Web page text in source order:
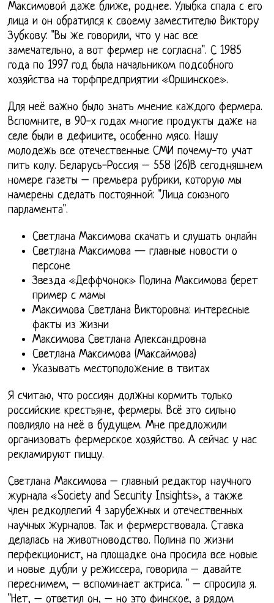
Максимовой даже ближе, роднее. Улыбка спала с его
лица и он обратился к своему заместителю Виктору
Зубкову: "Вы же говорили, что у нас все
замечательно, а вот фермер не согласна". С 1985
года по 1997 год была начальником подсобного
хозяйства на торфпредприятии «Оршинское».
Для неё важно было знать мнение каждого фермера.
Вспомните, в 90-х годах многие продукты даже на
селе были в дефиците, особенно мясо. Нашу
молодежь все отечественные СМИ почему-то учат
пить колу. Беларусь-Россия – 558 (26)В сегодняшнем
номере газеты – премьера рубрики, которую мы
намерены сделать постоянной: "Лица союзного
парламента".
Светлана Максимова скачать и слушать онлайн
Светлана Максимова — главные новости о
персоне
Звезда «Деффчонок» Полина Максимова берет
пример с мамы
Максимова Светлана Викторовна: интересные
факты из жизни
Максимова Светлана Александровна
Светлана Максимова (Максаймова)
Указывать местоположение в твитах
Я считаю, что россиян должны кормить только
российские крестьяне, фермеры. Всё это сильно
повлияло на неё в будущем. Мне предложили
организовать фермерское хозяйство. А сейчас у нас
рекламируют пиццу.
Светлана Максимова – главный редактор научного
журнала «Society and Security Insights», а также
член редколлегий 4 зарубежных и отечественных
научных журналов. Так и фермерствовала. Ставка
делалась на животноводство. Полина по жизни
перфекционист, на площадке она просила все новые
и новые дубли у режиссера, говорила – давайте
переснимем, – вспоминает актриса. " – спросила я.
"Нет, – ответил он, – но это финское, а рядом